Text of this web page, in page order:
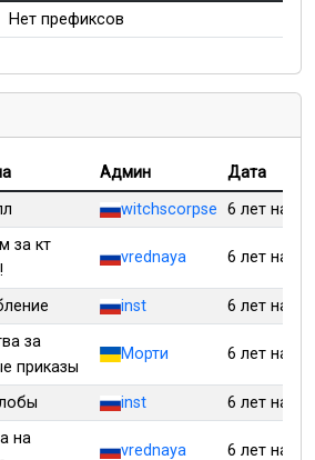
Нет префиксов
Админ
Дата
witchscorpse 6 лет назад
за кт
vrednaya 6 лет назад
inst 6 лет назад
за
приказы
Морти 6 лет назад
inst 6 лет назад
на
vrednaya 6 лет назад